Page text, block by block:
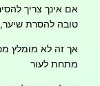
אם אינך צריך
טובה להסרת שיער,
אך זה לא מומלץ
מתחת לעור